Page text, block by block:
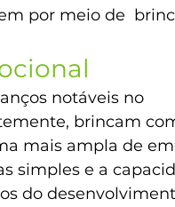
por meio de
notáveis no
brincam
mais ampla de
simples e a
do